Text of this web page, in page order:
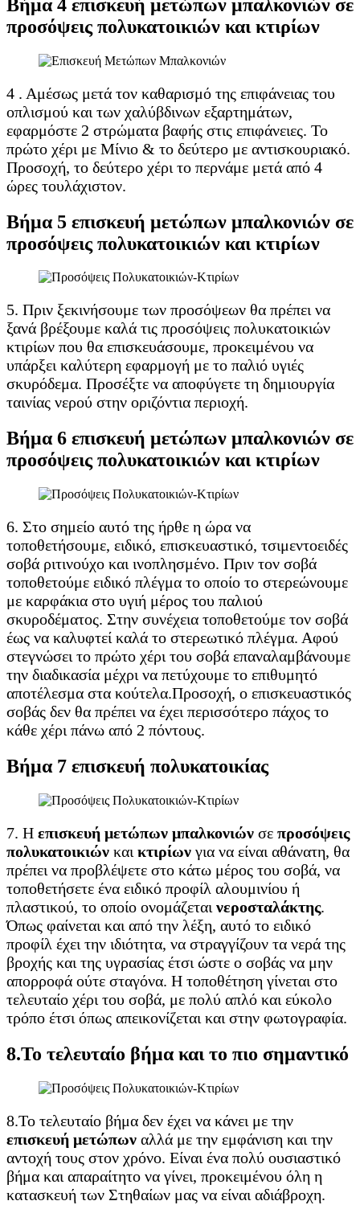
Βήμα 4 επισκευή μετώπων μπαλκονιών σε
προσόψεις πολυκατοικιών και κτιρίων
4 . Αμέσως μετά τον καθαρισμό της επιφάνειας του
οπλισμού και των χαλύβδινων εξαρτημάτων,
εφαρμόστε 2 στρώματα βαφής στις επιφάνειες. Το
πρώτο χέρι με Μίνιο & το δεύτερο με αντισκουριακό.
Προσοχή, το δεύτερο χέρι το περνάμε μετά από 4
ώρες τουλάχιστον.
Βήμα 5 επισκευή μετώπων μπαλκονιών σε
προσόψεις πολυκατοικιών και κτιρίων
5. Πριν ξεκινήσουμε των προσόψεων θα πρέπει να
ξανά βρέξουμε καλά τις προσόψεις πολυκατοικιών
κτιρίων που θα επισκευάσουμε, προκειμένου να
υπάρξει καλύτερη εφαρμογή με το παλιό υγιές
σκυρόδεμα. Προσέξτε να αποφύγετε τη δημιουργία
ταινίας νερού στην οριζόντια περιοχή.
Βήμα 6 επισκευή μετώπων μπαλκονιών σε
προσόψεις πολυκατοικιών και κτιρίων
6. Στο σημείο αυτό της ήρθε η ώρα να
τοποθετήσουμε, ειδικό, επισκευαστικό, τσιμεντοειδές
σοβά ριτινούχο και ινοπλησμένο. Πριν τον σοβά
τοποθετούμε ειδικό πλέγμα το οποίο το στερεώνουμε
με καρφάκια στο υγιή μέρος του παλιού
σκυροδέματος. Στην συνέχεια τοποθετούμε τον σοβά
έως να καλυφτεί καλά το στερεωτικό πλέγμα. Αφού
στεγνώσει το πρώτο χέρι του σοβά επαναλαμβάνουμε
την διαδικασία μέχρι να πετύχουμε το επιθυμητό
αποτέλεσμα στα κούτελα.Προσοχή, ο επισκευαστικός
σοβάς δεν θα πρέπει να έχει περισσότερο πάχος το
κάθε χέρι πάνω από 2 πόντους.
Βήμα 7 επισκευή πολυκατοικίας
7. Η επισκευή μετώπων μπαλκονιών σε προσόψεις
πολυκατοικιών και κτιρίων για να είναι αθάνατη, θα
πρέπει να προβλέψετε στο κάτω μέρος του σοβά, να
τοποθετήσετε ένα ειδικό προφίλ αλουμινίου ή
πλαστικού, το οποίο ονομάζεται νεροσταλάκτης.
Όπως φαίνεται και από την λέξη, αυτό το ειδικό
προφίλ έχει την ιδιότητα, να στραγγίζουν τα νερά της
βροχής και της υγρασίας έτσι ώστε ο σοβάς να μην
απορροφά ούτε σταγόνα. Η τοποθέτηση γίνεται στο
τελευταίο χέρι του σοβά, με πολύ απλό και εύκολο
τρόπο έτσι όπως απεικονίζεται και στην φωτογραφία.
8.Το τελευταίο βήμα και το πιο σημαντικό
8.Το τελευταίο βήμα δεν έχει να κάνει με την
επισκευή μετώπων αλλά με την εμφάνιση και την
αντοχή τους στον χρόνο. Είναι ένα πολύ ουσιαστικό
βήμα και απαραίτητο να γίνει, προκειμένου όλη η
κατασκευή των Στηθαίων μας να είναι αδιάβροχη.